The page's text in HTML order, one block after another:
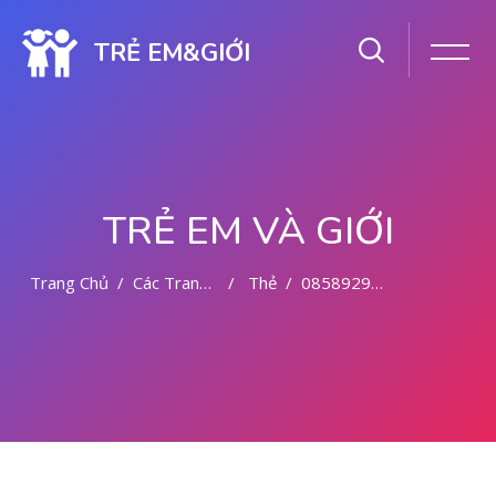
TRẺ EM&GIỚI
TRẺ EM VÀ GIỚI
Trang Chủ Các Trang Của Hệ Thống Thẻ 085892942094 OBAT CYTOTEC KERINCI